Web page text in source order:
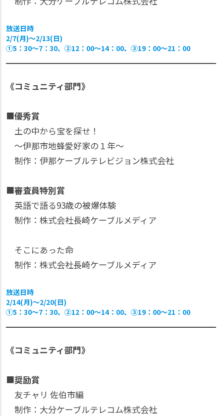
放送日時
2/7(月)〜2/13(日)
①5：30〜7：30、②12：00〜14：00、③19：00〜21：00
《コミュニティ部門》
■優秀賞
土の中から宝を探せ！
〜伊那市地蜂愛好家の１年〜
制作：伊那ケーブルテレビジョン株式会社
■審査員特別賞
英語で語る93歳の被爆体験
制作：株式会社長崎ケーブルメディア
そこにあった命
制作：株式会社長崎ケーブルメディア
放送日時
2/14(月)〜2/20(日)
①5：30〜7：30、②12：00〜14：00、③19：00〜21：00
《コミュニティ部門》
■奨励賞
友チャリ 佐伯市編
制作：大分ケーブルテレコム株式会社